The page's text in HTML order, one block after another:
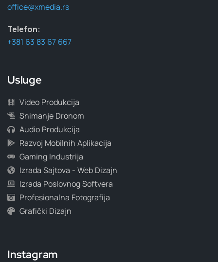
office@xmedia.rs
Telefon:
+381 63 83 67 667
Usluge
Video Produkcija
Snimanje Dronom
Audio Produkcija
Razvoj Mobilnih Aplikacija
Gaming Industrija
Izrada Sajtova - Web Dizajn
Izrada Poslovnog Softvera
Profesionalna Fotografija
Grafički Dizajn
Instagram